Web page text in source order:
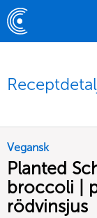
Vegansk
Planted
broccoli |
rödvinsjus